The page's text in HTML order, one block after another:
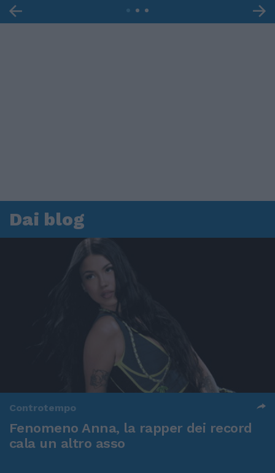
Dai blog
Controtempo
Fenomeno Anna, la rapper dei record
cala un altro asso